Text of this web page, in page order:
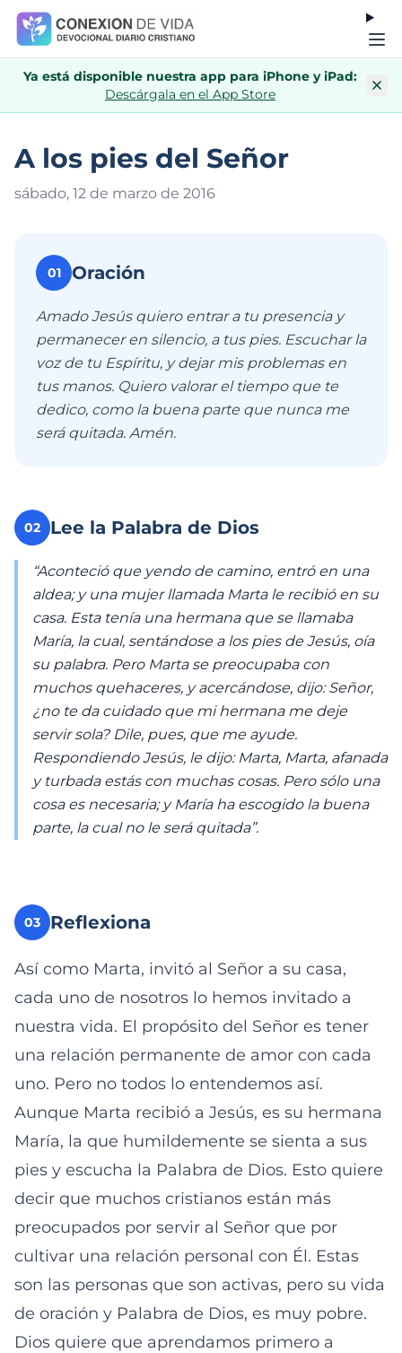
Ya está disponible nuestra app para iPhone y iPad:
Descárgala en el App Store
A los pies del Señor
sábado, 12 de marzo de 2016
01 Oración
Amado Jesús quiero entrar a tu presencia y
permanecer en silencio, a tus pies. Escuchar la
voz de tu Espíritu, y dejar mis problemas en
tus manos. Quiero valorar el tiempo que te
dedico, como la buena parte que nunca me
será quitada. Amén.
02 Lee la Palabra de Dios
“Aconteció que yendo de camino, entró en una
aldea; y una mujer llamada Marta le recibió en su
casa. Esta tenía una hermana que se llamaba
María, la cual, sentándose a los pies de Jesús, oía
su palabra. Pero Marta se preocupaba con
muchos quehaceres, y acercándose, dijo: Señor,
¿no te da cuidado que mi hermana me deje
servir sola? Dile, pues, que me ayude.
Respondiendo Jesús, le dijo: Marta, Marta, afanada
y turbada estás con muchas cosas. Pero sólo una
cosa es necesaria; y María ha escogido la buena
parte, la cual no le será quitada”.
03 Reflexiona
Así como Marta, invitó al Señor a su casa,
cada uno de nosotros lo hemos invitado a
nuestra vida. El propósito del Señor es tener
una relación permanente de amor con cada
uno. Pero no todos lo entendemos así.
Aunque Marta recibió a Jesús, es su hermana
María, la que humildemente se sienta a sus
pies y escucha la Palabra de Dios. Esto quiere
decir que muchos cristianos están más
preocupados por servir al Señor que por
cultivar una relación personal con Él. Estas
son las personas que son activas, pero su vida
de oración y Palabra de Dios, es muy pobre.
Dios quiere que aprendamos primero a